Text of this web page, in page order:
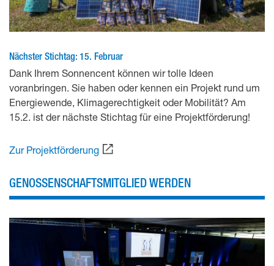
Nächster Stichtag: 15. Februar
Dank Ihrem Sonnencent können wir tolle Ideen
voranbringen. Sie haben oder kennen ein Projekt rund um
Energiewende, Klimagerechtigkeit oder Mobilität? Am
15.2. ist der nächste Stichtag für eine Projektförderung!
Zur Projektförderung
GENOSSENSCHAFTSMITGLIED WERDEN